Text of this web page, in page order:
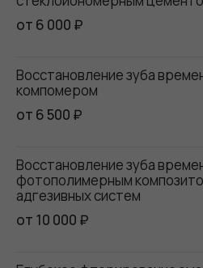
от 6 000 ₽
Восстановление зуба
компомером
от 6 500 ₽
Восстановление зуба
фотополимерным
адгезивных систем
от 10 000 ₽